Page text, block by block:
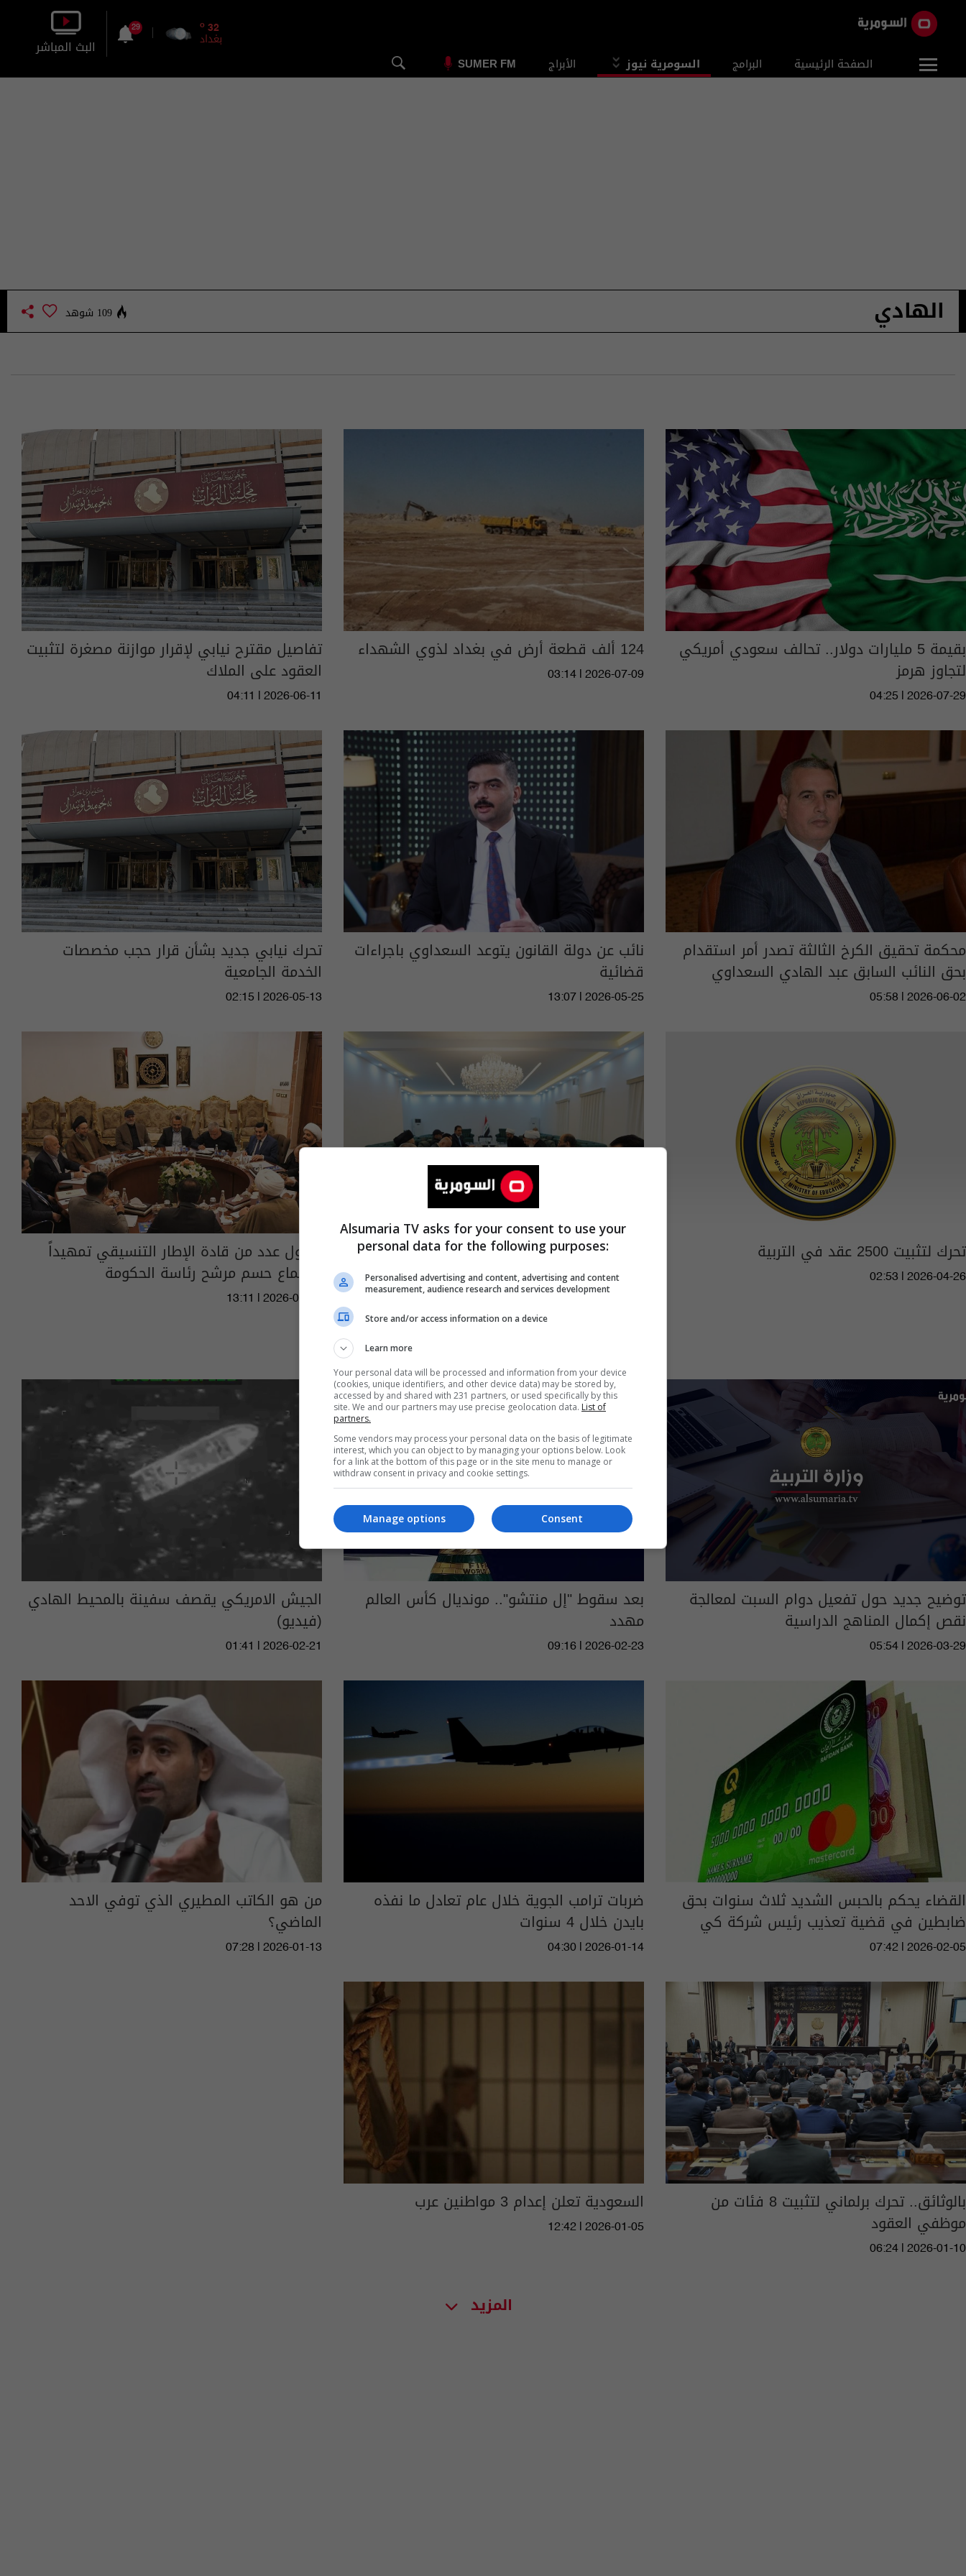
الصفحة الرئيسية البرامج السومرية نيوز الأبراج SUMER FM
32
o
بغداد
29
البث المباشر
الهادي 109 شوهد
بقيمة 5 مليارات دولار.. تحالف سعودي أمريكي
لتجاوز هرمز
04:25 | 2026-07-29
124 ألف قطعة أرض في بغداد لذوي الشهداء
03:14 | 2026-07-09
تفاصيل مقترح نيابي لإقرار موازنة مصغرة لتثبيت
العقود على الملاك
04:11 | 2026-06-11
محكمة تحقيق الكرخ الثالثة تصدر أمر استقدام
بحق النائب السابق عبد الهادي السعداوي
05:58 | 2026-06-02
نائب عن دولة القانون يتوعد السعداوي باجراءات
قضائية
13:07 | 2026-05-25
تحرك نيابي جديد بشأن قرار حجب مخصصات
الخدمة الجامعية
02:15 | 2026-05-13
تحرك لتثبيت 2500 عقد في التربية
02:53 | 2026-04-26
بدء اجتماع الاطار التنسيقي لاختيار مرشح رئاسة
الوزراء
وصول عدد من قادة الإطار التنسيقي تمهيداً
لاجتماع حسم مرشح رئاسة الحكومة
13:11 | 2026-04-24
توضيح جديد حول تفعيل دوام السبت لمعالجة
نقص إكمال المناهج الدراسية
05:54 | 2026-03-29
بعد سقوط "إل منتشو".. مونديال كأس العالم
مهدد
09:16 | 2026-02-23
الجيش الامريكي يقصف سفينة بالمحيط الهادي
(فيديو)
01:41 | 2026-02-21
القضاء يحكم بالحبس الشديد ثلاث سنوات بحق
ضابطين في قضية تعذيب رئيس شركة كي
07:42 | 2026-02-05
ضربات ترامب الجوية خلال عام تعادل ما نفذه
بايدن خلال 4 سنوات
04:30 | 2026-01-14
من هو الكاتب المطيري الذي توفي الاحد
الماضي؟
07:28 | 2026-01-13
بالوثائق.. تحرك برلماني لتثبيت 8 فئات من
موظفي العقود
06:24 | 2026-01-10
السعودية تعلن إعدام 3 مواطنين عرب
12:42 | 2026-01-05
المزيد
Alsumaria TV asks for your consent to use your
personal data for the following purposes:
Personalised advertising and content, advertising and content
measurement, audience research and services development
Store and/or access information on a device
Learn more
Your personal data will be processed and information from your device
(cookies, unique identifiers, and other device data) may be stored by,
accessed by and shared with 231 partners, or used specifically by this
site. We and our partners may use precise geolocation data. List of
partners.
Some vendors may process your personal data on the basis of legitimate
interest, which you can object to by managing your options below. Look
for a link at the bottom of this page or in the site menu to manage or
withdraw consent in privacy and cookie settings.
Consent
Manage options